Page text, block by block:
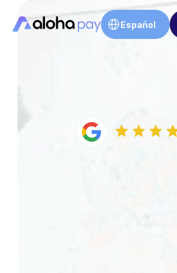
Ventajas
Select Language
Español